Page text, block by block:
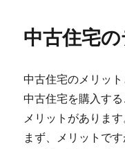
中古住宅
中古住宅のメリッ
中古住宅を購入す
メリットがあります
まず、メリットで